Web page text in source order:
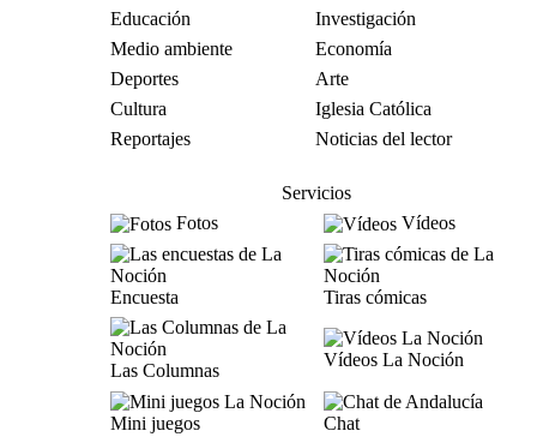
Educación
Investigación
Medio ambiente
Economía
Deportes
Arte
Cultura
Iglesia Católica
Reportajes
Noticias del lector
Servicios
Fotos
Vídeos
Encuesta Tiras cómicas
Las Columnas
Vídeos La Noción
Mini juegos
Chat